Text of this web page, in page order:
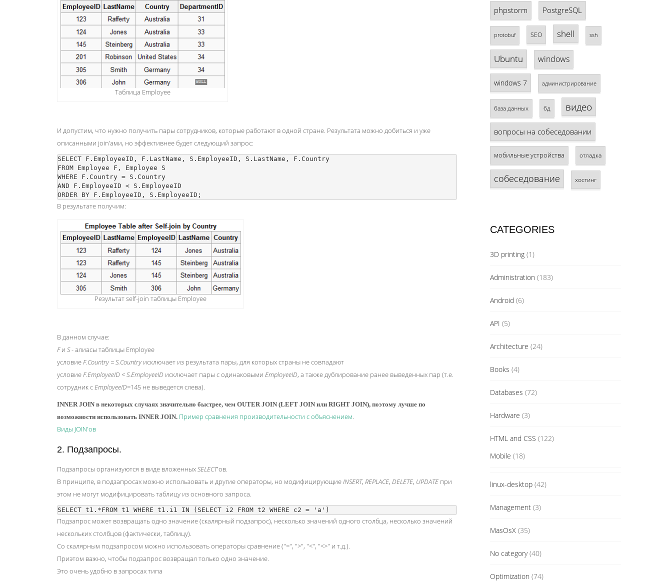
Таблица Employee
И допустим, что нужно получить пары сотрудников, которые работают в одной стране. Результата можно добиться и уже
описанными join’ами, но эффективнее будет следующий запрос:
SELECT F.EmployeeID, F.LastName, S.EmployeeID, S.LastName, F.Country
FROM Employee F, Employee S
WHERE F.Country = S.Country
AND F.EmployeeID < S.EmployeeID
В результате получим:
Результат self-join таблицы Employee
В данном случае:
Fи S- алиасы таблицы Employee
условиеF.Country = S.Countryисключает из результата пары, для которых страны не совпадают
условиеF.EmployeeID < S.EmployeeID исключает пары с одинаковыми EmployeeID, а также дублирование ранее выведенных пар (т.е.
сотрудник сEmployeeID=145 не выведется слева).
INNER JOIN в некоторых случаях значительно быстрее, чем OUTER JOIN (LEFT JOIN или RIGHT JOIN), поэтому лучше по
возможности использовать INNER JOIN. Пример сравнения производительности с объяснением.
Виды JOIN'ов
2. Подзапросы.
Подзапросы организуются в виде вложенныхSELECT'ов.
В принципе, в подзапросах можно использовать и другие операторы, но модифицирующиеINSERT, REPLACE, DELETE, UPDATE при
этом не могут модифицировать таблицу из основного запроса.
Подзапрос может возвращать одно значение (скалярный подзапрос), несколько значений одного столбца, несколько значений
нескольких столбцов (фактически, таблицу).
Со скалярным подзапросом можно использовать операторы сравнение ("=", ">", "<", "<>" и т.д.).
Приэтом важно, чтобы подзапрос возвращал только одно значение.
Это очень удобно в запросах типа
phpstorm PostgreSQL
protobuf SEO shell ssh
Ubuntu windows
windows 7 администрирование
база данных бд видео
вопросы на собеседовании
мобильные устройства отладка
собеседование хостинг
CATEGORIES
3D printing(1)
Administration (183)
Android (6)
API (5)
Architecture (24)
Books (4)
Databases (72)
Hardware (3)
HTML and CSS (122)
Mobile (18)
linux-desktop(42)
Management(3)
MasOsX(35)
No category(40)
Optimization (74)